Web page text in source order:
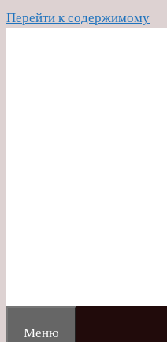
Перейти к содержимому
Меню